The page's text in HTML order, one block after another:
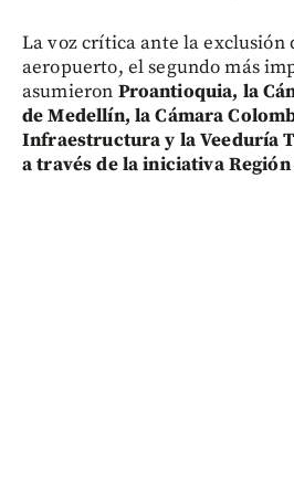
La voz crítica ante la exclusión
aeropuerto, el segundo más
asumieron Proantioquia, la
de Medellín, la Cámara
Infraestructura y la Veeduría
a través de la iniciativa